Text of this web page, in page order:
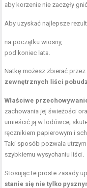
aby korzenie nie zaczęły
Aby uzyskać najlepsze
na początku wiosny,
pod koniec lata.
Natkę możesz zbierać
zewnętrznych liści
Właściwe
zachowania jej świeżości
umieścić ją w lodówce;
ręcznikiem papierowym i
Taki sposób pozwala
szybkiemu wysychaniu liści.
Stosując te proste zasady
stanie się nie tylko